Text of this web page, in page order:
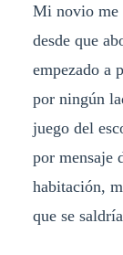
Mi novio me
desde que
empezado a
por ningún
juego del
por mensaje
habitación,
que se